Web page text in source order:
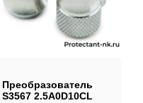
Преобразователь
S3567 2.5A0D10CL